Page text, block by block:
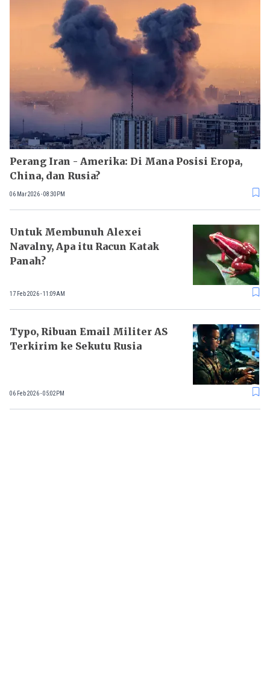
Perang Iran - Amerika: Di Mana Posisi Eropa,
China, dan Rusia?
06 Mar 2026 - 08:30PM
Untuk Membunuh Alexei
Navalny, Apa itu Racun Katak
Panah?
17 Feb 2026 - 11:09AM
Typo, Ribuan Email Militer AS
Terkirim ke Sekutu Rusia
06 Feb 2026 - 05:02PM